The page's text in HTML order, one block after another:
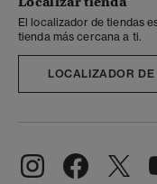
El localizador de tiendas
tienda más cercana a ti.
LOCALIZADOR